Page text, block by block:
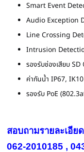
Smart Event
Audio Exception
Line Crossing
Intrusion
รองรับช่องเสียบ
ค่ากันน้ำ IP67,
รองรับ PoE
สอบถามรายละเอีย
062-2010185 ,